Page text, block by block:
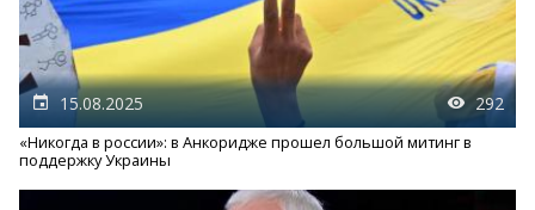
15.08.2025 292
«Никогда в россии»: в Анкоридже прошел большой митинг в
поддержку Украины